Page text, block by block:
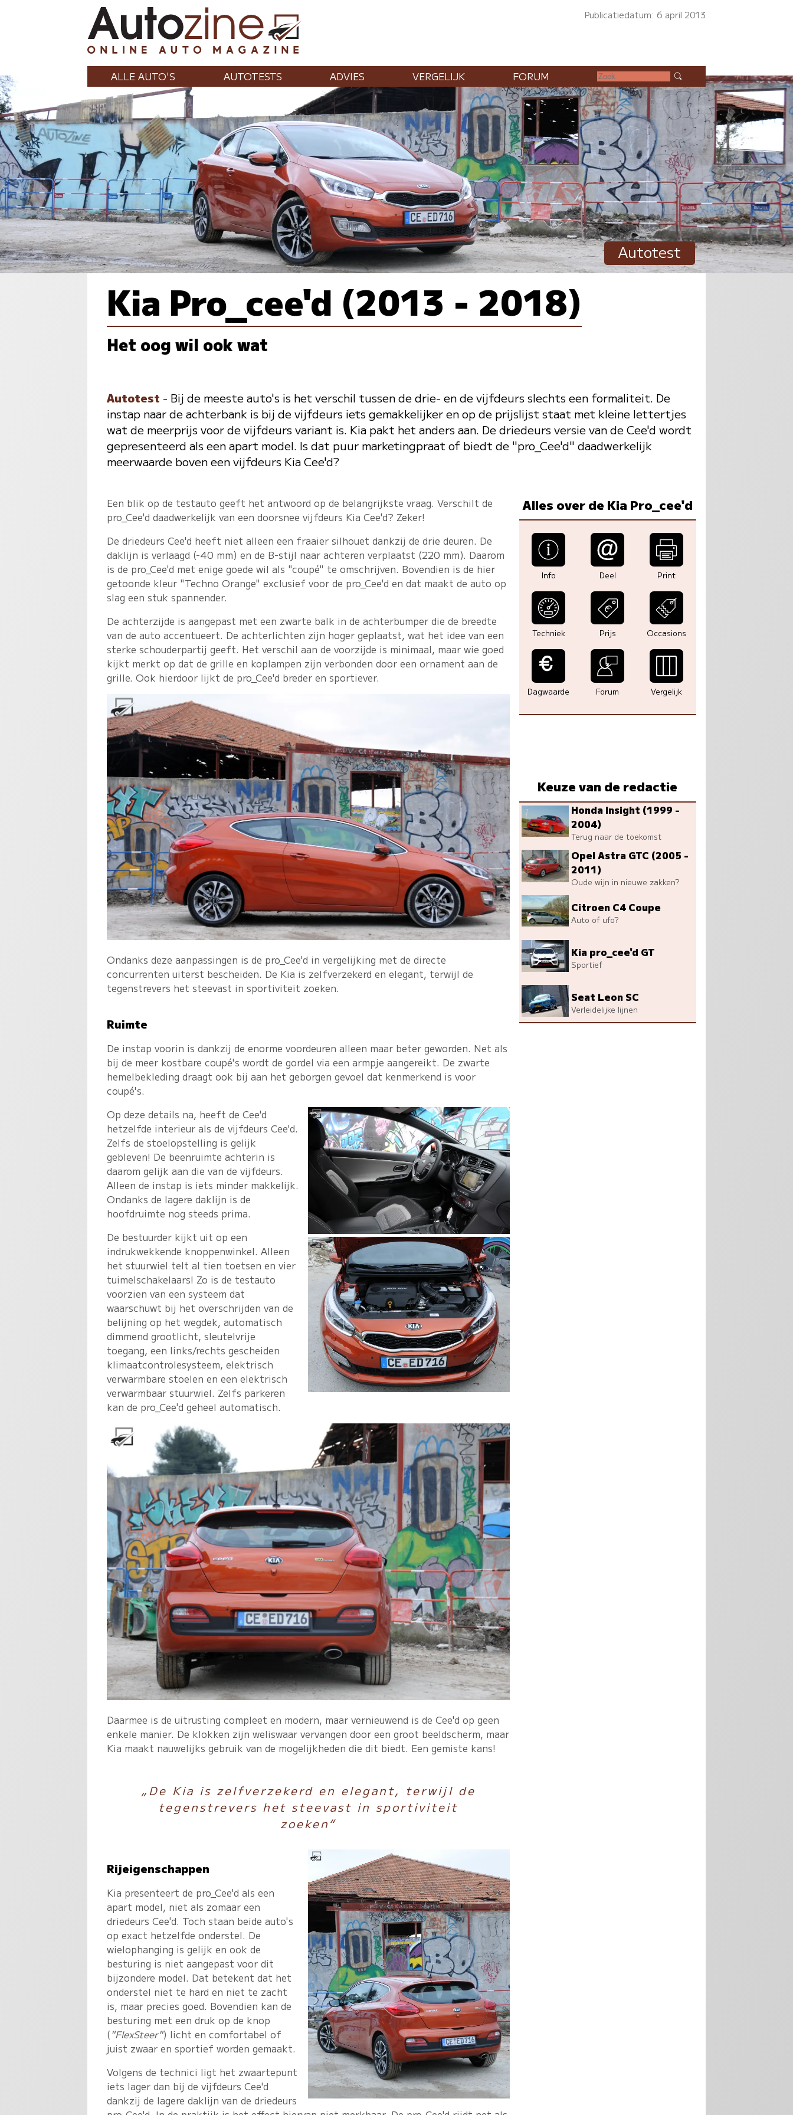
Publicatiedatum: 6 april 2013
ALLE AUTO'S AUTOTESTS ADVIES VERGELIJK FORUM
Autotest
Kia Pro_cee'd (2013 - 2018)
Het oog wil ook wat
Autotest - Bij de meeste auto's is het verschil tussen de drie- en de vijfdeurs slechts een formaliteit. De
instap naar de achterbank is bij de vijfdeurs iets gemakkelijker en op de prijslijst staat met kleine lettertjes
wat de meerprijs voor de vijfdeurs variant is. Kia pakt het anders aan. De driedeurs versie van de Cee'd wordt
gepresenteerd als een apart model. Is dat puur marketingpraat of biedt de "pro_Cee'd" daadwerkelijk
meerwaarde boven een vijfdeurs Kia Cee'd?
Een blik op de testauto geeft het antwoord op de belangrijkste vraag. Verschilt de
pro_Cee'd daadwerkelijk van een doorsnee vijfdeurs Kia Cee'd? Zeker!
De driedeurs Cee'd heeft niet alleen een fraaier silhouet dankzij de drie deuren. De
daklijn is verlaagd (-40 mm) en de B-stijl naar achteren verplaatst (220 mm). Daarom
is de pro_Cee'd met enige goede wil als "coupé" te omschrijven. Bovendien is de hier
getoonde kleur "Techno Orange" exclusief voor de pro_Cee'd en dat maakt de auto op
slag een stuk spannender.
De achterzijde is aangepast met een zwarte balk in de achterbumper die de breedte
van de auto accentueert. De achterlichten zijn hoger geplaatst, wat het idee van een
sterke schouderpartij geeft. Het verschil aan de voorzijde is minimaal, maar wie goed
kijkt merkt op dat de grille en koplampen zijn verbonden door een ornament aan de
grille. Ook hierdoor lijkt de pro_Cee'd breder en sportiever.
Ondanks deze aanpassingen is de pro_Cee'd in vergelijking met de directe
concurrenten uiterst bescheiden. De Kia is zelfverzekerd en elegant, terwijl de
tegenstrevers het steevast in sportiviteit zoeken.
Ruimte
De instap voorin is dankzij de enorme voordeuren alleen maar beter geworden. Net als
bij de meer kostbare coupé's wordt de gordel via een armpje aangereikt. De zwarte
hemelbekleding draagt ook bij aan het geborgen gevoel dat kenmerkend is voor
coupé's.
Op deze details na, heeft de Cee'd
hetzelfde interieur als de vijfdeurs Cee'd.
Zelfs de stoelopstelling is gelijk
gebleven! De beenruimte achterin is
daarom gelijk aan die van de vijfdeurs.
Alleen de instap is iets minder makkelijk.
Ondanks de lagere daklijn is de
hoofdruimte nog steeds prima.
De bestuurder kijkt uit op een
indrukwekkende knoppenwinkel. Alleen
het stuurwiel telt al tien toetsen en vier
tuimelschakelaars! Zo is de testauto
voorzien van een systeem dat
waarschuwt bij het overschrijden van de
belijning op het wegdek, automatisch
dimmend grootlicht, sleutelvrije
toegang, een links/rechts gescheiden
klimaatcontrolesysteem, elektrisch
verwarmbare stoelen en een elektrisch
verwarmbaar stuurwiel. Zelfs parkeren
kan de pro_Cee'd geheel automatisch.
Daarmee is de uitrusting compleet en modern, maar vernieuwend is de Cee'd op geen
enkele manier. De klokken zijn weliswaar vervangen door een groot beeldscherm, maar
Kia maakt nauwelijks gebruik van de mogelijkheden die dit biedt. Een gemiste kans!
„De Kia is zelfverzekerd en elegant, terwijl de
tegenstrevers het steevast in sportiviteit
zoeken“
Rijeigenschappen
Kia presenteert de pro_Cee'd als een
apart model, niet als zomaar een
driedeurs Cee'd. Toch staan beide auto's
op exact hetzelfde onderstel. De
wielophanging is gelijk en ook de
besturing is niet aangepast voor dit
bijzondere model. Dat betekent dat het
onderstel niet te hard en niet te zacht
is, maar precies goed. Bovendien kan de
besturing met een druk op de knop
("FlexSteer") licht en comfortabel of
juist zwaar en sportief worden gemaakt.
Volgens de technici ligt het zwaartepunt
iets lager dan bij de vijfdeurs Cee'd
dankzij de lagere daklijn van de driedeurs
Alles over de Kia Pro_cee'd
Info Deel Print
Techniek Prijs Occasions
Dagwaarde Forum Vergelijk
Keuze van de redactie
Honda Insight (1999 -
2004)
Terug naar de toekomst
Opel Astra GTC (2005 -
2011)
Oude wijn in nieuwe zakken?
Citroen C4 Coupe
Auto of ufo?
Kia pro_cee'd GT
Sportief
Seat Leon SC
Verleidelijke lijnen